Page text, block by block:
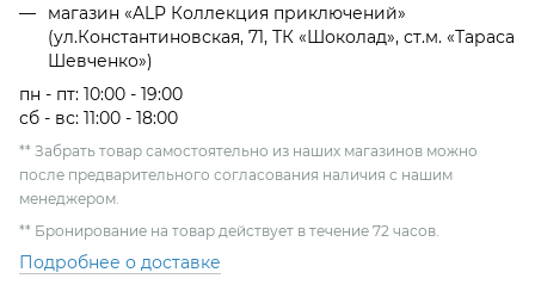
магазин «ALP Коллекция приключений»
(ул.Константиновская, 71, ТК «Шоколад», ст.м. «Тараса
Шевченко»)
пн - пт: 10:00 - 19:00
сб - вс: 11:00 - 18:00
** Забрать товар самостоятельно из наших магазинов можно
после предварительного согласования наличия с нашим
менеджером.
** Бронирование на товар действует в течение 72 часов.
Подробнее о доставке